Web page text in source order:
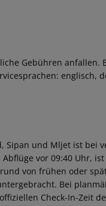
Gebühren anfallen.
englisch,
Sipan und Mljet ist
vor 09:40 Uhr,
von frühen oder
Bei
Check-In-Zeit